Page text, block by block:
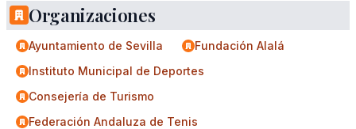
Organizaciones
Ayuntamiento de Sevilla
Fundación Alalá
Instituto Municipal de Deportes
Consejería de Turismo
Federación Andaluza de Tenis